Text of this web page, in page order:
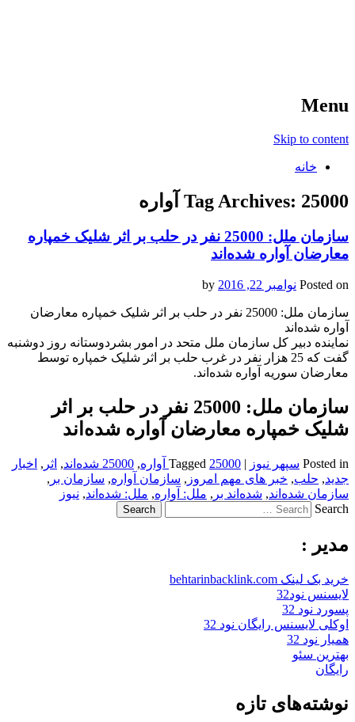
Menu
Skip to content
خانه
Tag Archives: 25000 آواره
سازمان ملل: 25000 نفر در حلب بر اثر شلیک خمپاره
معارضان آواره شده‌اند
Posted on نوامبر 22, 2016
سازمان ملل: 25000 نفر در حلب بر اثر شلیک خمپاره معارضان
آواره شده‌اند
نماینده دبیر کل سازمان ملل متحد در امور بشردوستانه روز دوشنبه
گفت که 25 هزار نفر در غرب حلب بر اثر شلیک خمپاره توسط
معارضان سوریه آواره شده‌اند.
سازمان ملل: 25000 نفر در حلب بر اثر
شلیک خمپاره معارضان آواره شده‌اند
Posted in سپهر نیوز |
Tagged 25000 آواره , 25000 شده‌اند , اثر , اخبار
جدید, حلب, خبر های مهم امروز , سازمان آواره, سازمان بر ,
سازمان شده‌اند, شده‌اند بر , ملل: آواره, ملل: شده‌اند, نیوز
Search
مدیر :
خرید بک لینک behtarinbacklink.com
لایسنس نود32
پسورد نود 32
اوکلی لایسنس رایگان نود 32
همیار نود 32
بهترین سئو
رایگان
نوشته‌های تازه